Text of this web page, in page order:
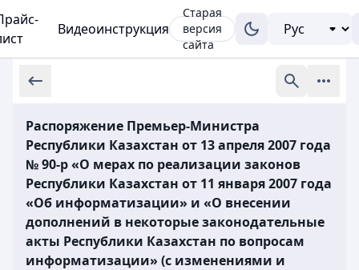
Видеоинструкция
Старая
версия
сайта
Распоряжение Премьер-Министра
Республики Казахстан от 13 апреля 2007 года
№ 90-р «О мерах по реализации законов
Республики Казахстан от 11 января 2007 года
«Об информатизации» и «О внесении
дополнений в некоторые законодательные
акты Республики Казахстан по вопросам
информатизации» (с изменениями и